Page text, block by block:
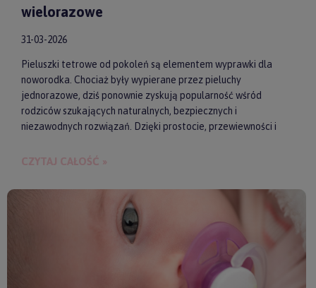
wielorazowe
31-03-2026
Pieluszki tetrowe od pokoleń są elementem wyprawki dla
noworodka. Chociaż były wypierane przez pieluchy
jednorazowe, dziś ponownie zyskują popularność wśród
rodziców szukających naturalnych, bezpiecznych i
niezawodnych rozwiązań. Dzięki prostocie, przewiewności i
przyjazne dla skóry niemowlęcia. Gwarantują też ekologiczne
CZYTAJ CAŁOŚĆ »